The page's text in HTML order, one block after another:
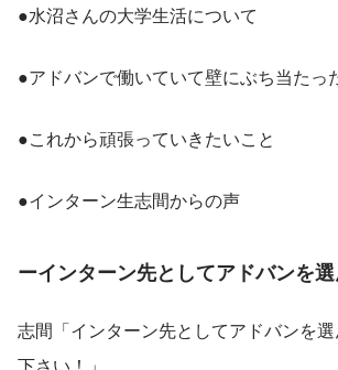
●水沼さんの大学生活について
●アドバンで働いていて壁にぶち当たっ
●これから頑張っていきたいこと
●インターン生志間からの声
ーインターン先としてアドバンを
志間「インターン先としてアドバンを
下さい！」